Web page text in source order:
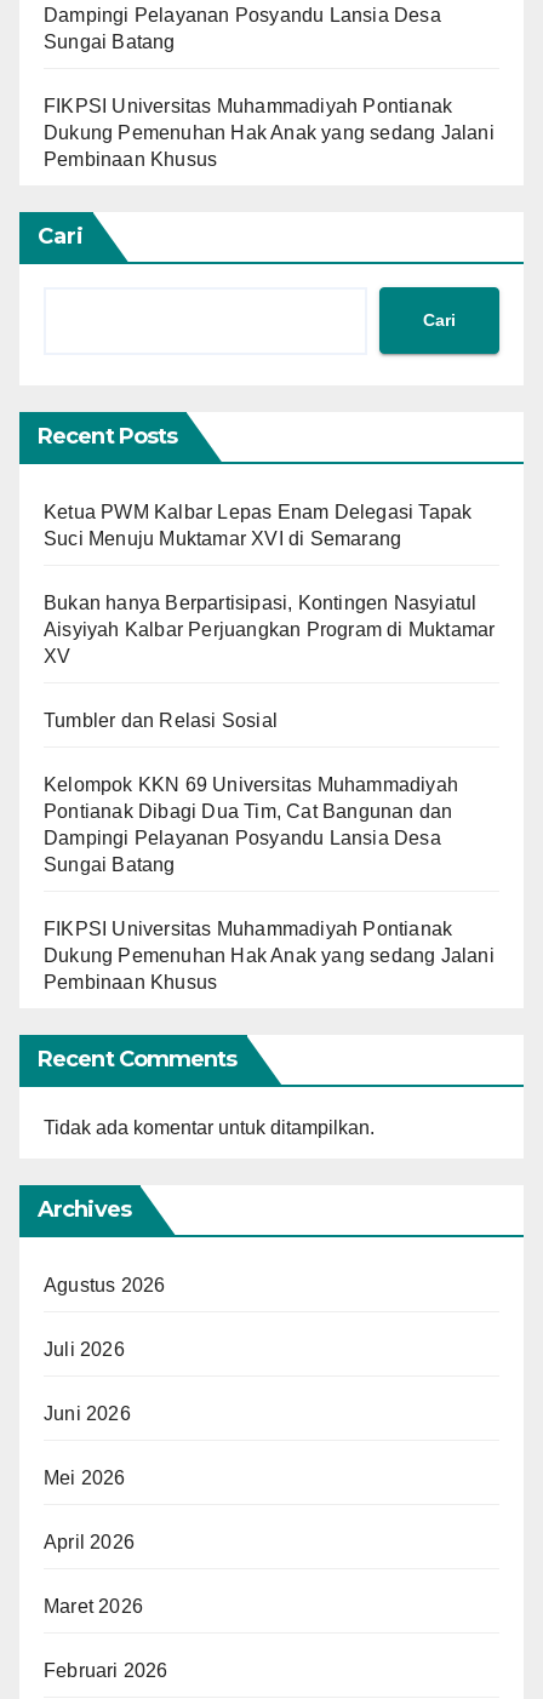
Dampingi Pelayanan Posyandu Lansia Desa
Sungai Batang
FIKPSI Universitas Muhammadiyah Pontianak
Dukung Pemenuhan Hak Anak yang sedang Jalani
Pembinaan Khusus
Cari
Cari
Recent Posts
Ketua PWM Kalbar Lepas Enam Delegasi Tapak
Suci Menuju Muktamar XVI di Semarang
Bukan hanya Berpartisipasi, Kontingen Nasyiatul
Aisyiyah Kalbar Perjuangkan Program di Muktamar
XV
Tumbler dan Relasi Sosial
Kelompok KKN 69 Universitas Muhammadiyah
Pontianak Dibagi Dua Tim, Cat Bangunan dan
Dampingi Pelayanan Posyandu Lansia Desa
Sungai Batang
FIKPSI Universitas Muhammadiyah Pontianak
Dukung Pemenuhan Hak Anak yang sedang Jalani
Pembinaan Khusus
Recent Comments
Tidak ada komentar untuk ditampilkan.
Archives
Agustus 2026
Juli 2026
Juni 2026
Mei 2026
April 2026
Maret 2026
Februari 2026